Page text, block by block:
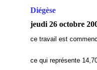
Diégèse
jeudi 26 octobre
ce travail est
ce qui représente